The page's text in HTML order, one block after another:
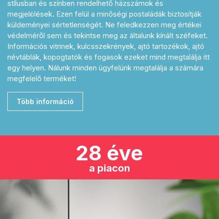
stílusban és színben rendelhető házszámok és
megjelölések. Ezen felül a minőségi postaládák biztosítják
küldeményei sértetlenségét. Ne feledkezzen meg értékei
védelméről sem és tekintse meg az általunk kínált széfeket.
Információs vitrinek, kulcsszekrények, ajtó tartozékok, ajtó
névtáblák, kopogtatók és fogasok ezeket mind megtalálja itt
egy helyen. Nálunk minden ügyfelünk megtalálja a számára
megfelelő terméket!
Több információ
28 éve
a piacon